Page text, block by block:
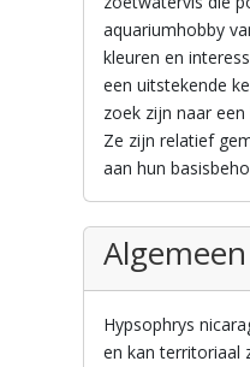
aquariumhobby
kleuren en
een uitstekende
zoek zijn naar
Ze zijn relatief
aan hun
Hypsophrys
en kan territoriaal